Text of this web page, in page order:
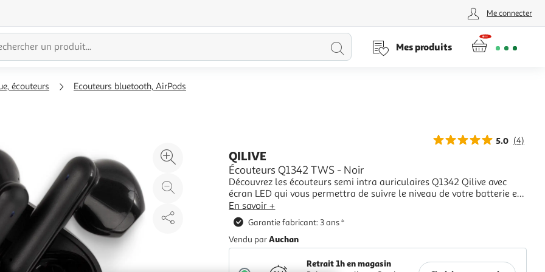
Me connecter
Lancer
Mes produits
écouteurs Ecouteurs bluetooth, AirPods
Agrandir
l'illustration
l'illustration
5.0 (4)
QILIVE
Écouteurs Q1342 TWS - Noir
Découvrez les écouteurs semi intra auriculaires Q1342 Qilive avec
écran LED qui vous permettra de suivre le niveau de votre batterie en
un coup d’oeil.Passez vos appels n’importe où ! Grâce à la technologie
ENC et aux 4 micros intégrés, vos conversations seront plus
fluides.Les écouteurs Q1342 Qiliv
En savoir +
Garantie fabricant: 3 ans *
Vendu parAuchan
Retrait 1h en magasin